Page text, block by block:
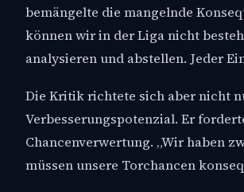
bemängelte die mangelnde
können wir in der Liga nicht
analysieren und abstellen. Jeder
Die Kritik richtete sich aber nicht
Verbesserungspotenzial. Er
Chancenverwertung. „Wir haben
müssen unsere Torchancen